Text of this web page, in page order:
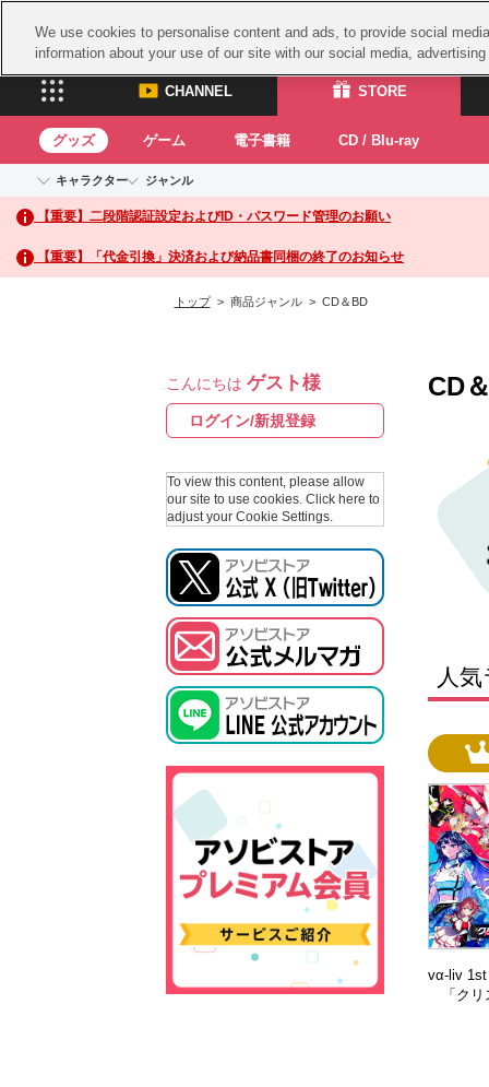
CHANNEL STORE
CHANNEL
ASOBI CHANNEL TOP
STORE
ASOBI STORE
グッズ
CD / Blu-ray
グッズ ゲーム 電子書籍 CD / Blu-ray
キャラクター
アイドルマスターシリーズ
アイドルマスター
アイドルマスター シンデレラガールズ
アイドルマスター ミリオンライブ！
プロジェクトアイマス ヴイアライヴ
テイルズ オブ シリーズ
スサ
ジャンル
イベントグッズ
トイ・ホビー
【重要】二段階認証設定およびID・パスワード管理のお願い
【重要】「代金引換」決済および納品書同梱の終了のお知らせ
トップ> 商品ジャンル > CD＆BD
こんにちは ゲスト様
ログイン/新規登録
To view this content, please allow
our site to use cookies. Click here to
adjust your Cookie Settings.
CD
人
vα-liv 1st
「クリ
We use cookies to personalise content and ads, to provide social
information about your use of our site with our social media,